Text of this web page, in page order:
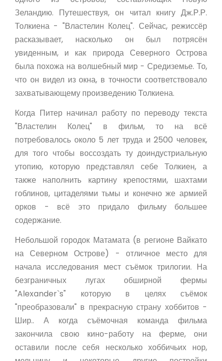
Зеландию. Путешествуя, он читал книгу Дж.Р.Р.
Толкиена - "Властелин Колец". Сейчас, режиссёр
расказывает, насколько он был потрясён
увиденным, и как природа Северного Острова
была похожа на волшебный мир - Средиземье. То,
что он видел из окна, в точности соответствовало
захватывающему произведению Толкиена.
Когда Питер начинал работу по переводу текста
"Властелин Колец" в фильм, то на всё
потребовалось около 5 лет труда и 2500 человек,
для того чтобы воссоздать ту доиндустриальную
утопию, которую представлял себе Толкиен, а
также наполнить картину крепостями, шахтами
гоблинов, цитаделями тьмы и конечно же армией
орков - всё это придало фильму большее
содержание.
Небольшой городок Матамата (в регионе Вайкато
на Северном Острове) - отличное место для
начала исследования мест съёмок трилогии. На
безграничных лугах обширной фермы
"Alexander`s" которую в целях съёмок
"преобразовали" в прекрасную страну хоббитов -
Шир.. А когда съёмочная команда фильма
закончила свою кино-работу на ферме, они
оставили после себя несколько хоббичьих нор,